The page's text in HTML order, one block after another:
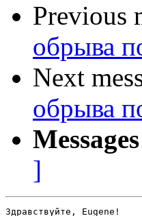
Previous
обрыва
Next
обрыва
]
Здравствуйте, Eugene!